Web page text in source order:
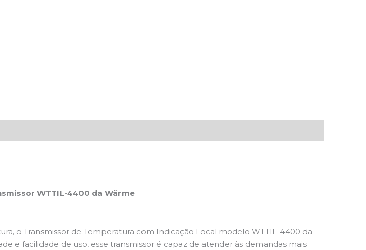
WTTIL-4400 da Wärme
o Transmissor de Temperatura com Indicação Local modelo WTTIL-4400 da
e facilidade de uso, esse transmissor é capaz de atender às demandas mais